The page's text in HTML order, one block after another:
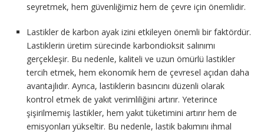
seyretmek, hem güvenliğimiz hem de çevre için önemlidir.
Lastikler de karbon ayak izini etkileyen önemli bir faktördür.
Lastiklerin üretim sürecinde karbondioksit salınımı
gerçekleşir. Bu nedenle, kaliteli ve uzun ömürlü lastikler
tercih etmek, hem ekonomik hem de çevresel açıdan daha
avantajlıdır. Ayrıca, lastiklerin basıncını düzenli olarak
kontrol etmek de yakıt verimliliğini artırır. Yeterince
şişirilmemiş lastikler, hem yakıt tüketimini artırır hem de
emisyonları yükseltir. Bu nedenle, lastik bakımını ihmal